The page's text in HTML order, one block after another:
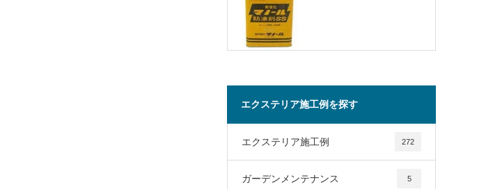
エクステリア施工例を探す
エクステリア施工例 272
ガーデンメンテナンス 5